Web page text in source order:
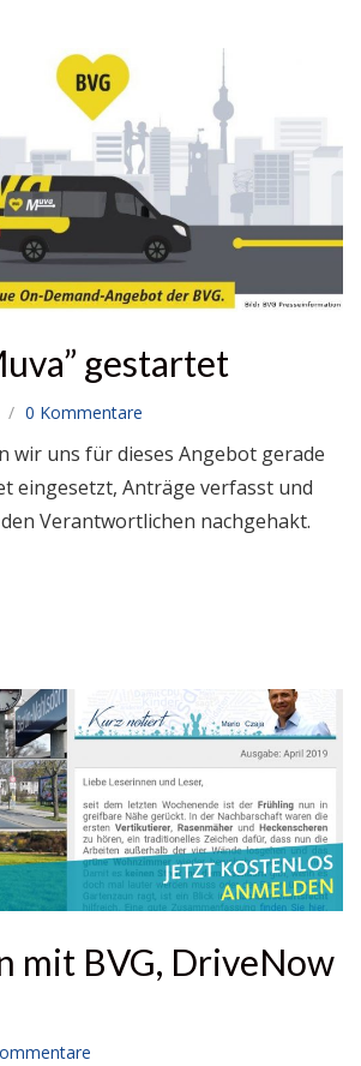
gestartet
0 Kommentare
wir uns für dieses Angebot gerade
eingesetzt, Anträge verfasst und
Verantwortlichen nachgehakt.
mit BVG, DriveNow